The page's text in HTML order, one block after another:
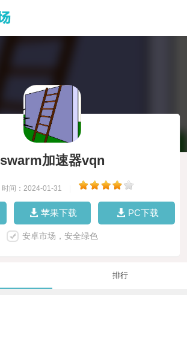
swarm加速器vqn
时间：2024-01-31
苹果下载 PC下载
安卓市场，安全绿色
排行